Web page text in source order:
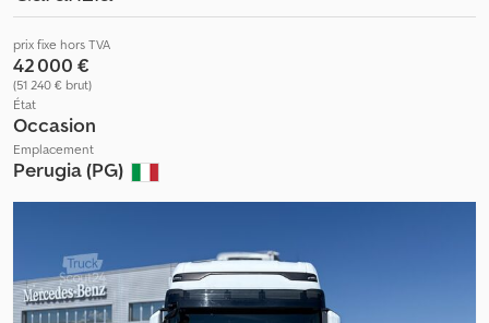
prix fixe hors TVA
42 000 €
(51 240 € brut)
État
Occasion
Emplacement
Perugia (PG)